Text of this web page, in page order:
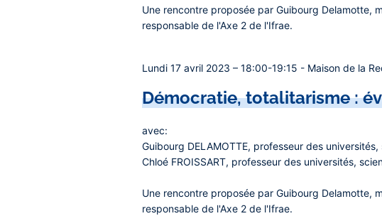
Une rencontre proposée par Guibourg Delamotte,
responsable de l'Axe 2 de l'Ifrae.
Lundi 17 avril 2023 – 18:00-19:15 - Maison de la
Démocratie, totalitarisme :
avec:
Guibourg DELAMOTTE, professeur des
Chloé FROISSART, professeur des universités,
Une rencontre proposée par Guibourg Delamotte,
responsable de l'Axe 2 de l'Ifrae.